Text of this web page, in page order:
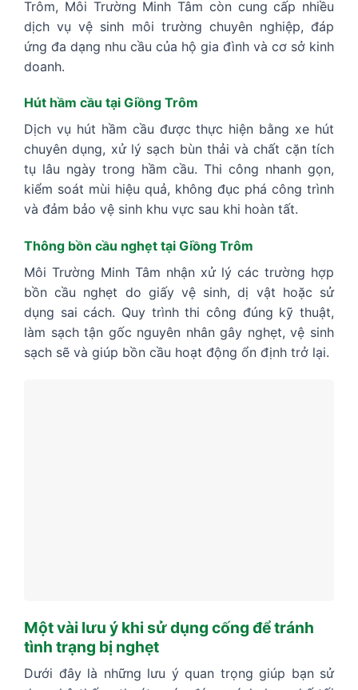
Trôm, Môi Trường Minh Tâm còn cung cấp nhiều
dịch vụ vệ sinh môi trường chuyên nghiệp, đáp
ứng đa dạng nhu cầu của hộ gia đình và cơ sở kinh
doanh.
Hút hầm cầu tại Giồng Trôm
Dịch vụ hút hầm cầu được thực hiện bằng xe hút
chuyên dụng, xử lý sạch bùn thải và chất cặn tích
tụ lâu ngày trong hầm cầu. Thi công nhanh gọn,
kiểm soát mùi hiệu quả, không đục phá công trình
và đảm bảo vệ sinh khu vực sau khi hoàn tất.
Thông bồn cầu nghẹt tại Giồng Trôm
Môi Trường Minh Tâm nhận xử lý các trường hợp
bồn cầu nghẹt do giấy vệ sinh, dị vật hoặc sử
dụng sai cách. Quy trình thi công đúng kỹ thuật,
làm sạch tận gốc nguyên nhân gây nghẹt, vệ sinh
sạch sẽ và giúp bồn cầu hoạt động ổn định trở lại.
Một vài lưu ý khi sử dụng cống để tránh
tình trạng bị nghẹt
Dưới đây là những lưu ý quan trọng giúp bạn sử